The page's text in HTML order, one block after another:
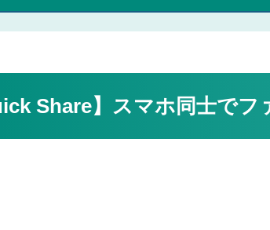
Share】スマホ同士でフ